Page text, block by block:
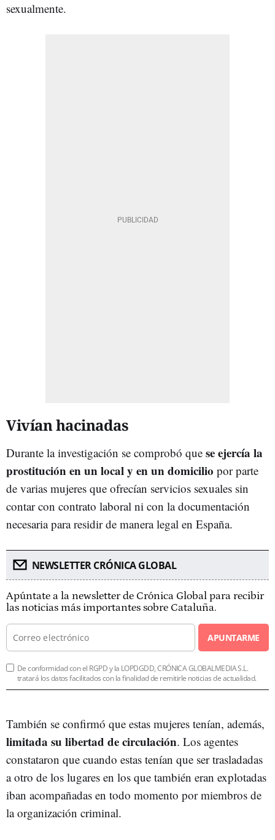
sexualmente.
Vivían hacinadas
Durante la investigación se comprobó que se ejercía la
prostitución en un local y en un domicilio por parte
de varias mujeres que ofrecían servicios sexuales sin
contar con contrato laboral ni con la documentación
necesaria para residir de manera legal en España.
NEWSLETTER CRÓNICA GLOBAL
Apúntate a la newsletter de Crónica Global para recibir
las noticias más importantes sobre Cataluña.
APUNTARME
De conformidad con el RGPD y la LOPDGDD, CRÓNICA GLOBALMEDIA S.L.
tratará los datos facilitados con la finalidad de remitirle noticias de actualidad.
También se confirmó que estas mujeres tenían, además,
limitada su libertad de circulación. Los agentes
constataron que cuando estas tenían que ser trasladadas
a otro de los lugares en los que también eran explotadas
iban acompañadas en todo momento por miembros de
la organización criminal.